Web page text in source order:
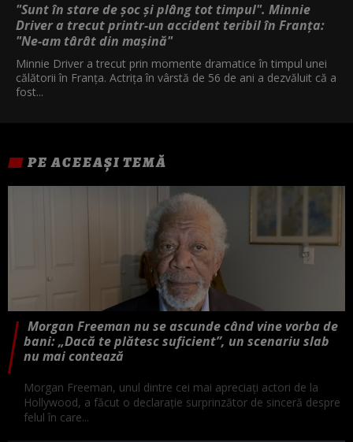
"Sunt în stare de șoc și plâng tot timpul". Minnie
Driver a trecut printr-un accident teribil în Franța:
"Ne-am târât din mașină"
Minnie Driver a trecut prin momente dramatice în timpul unei
călătorii în Franța. Actrița în vârstă de 56 de ani a dezvăluit că a
fost...
PE ACEEAȘI TEMĂ
Morgan Freeman nu se ascunde când vine vorba de
bani: „Dacă te plătesc suficient”, un scenariu slab
nu mai contează
Morgan Freeman, unul dintre cei mai apreciați actori de la
Hollywood, a făcut o declarație surprinzător de sinceră despre
felul în care...